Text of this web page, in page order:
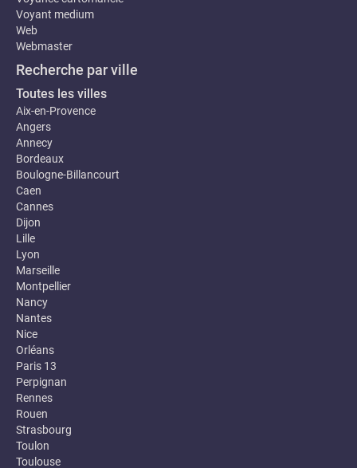
Voyant medium
Web
Webmaster
Recherche par ville
Toutes les villes
Aix-en-Provence
Angers
Annecy
Bordeaux
Boulogne-Billancourt
Caen
Cannes
Dijon
Lille
Lyon
Marseille
Montpellier
Nancy
Nantes
Nice
Orléans
Paris 13
Perpignan
Rennes
Rouen
Strasbourg
Toulon
Toulouse